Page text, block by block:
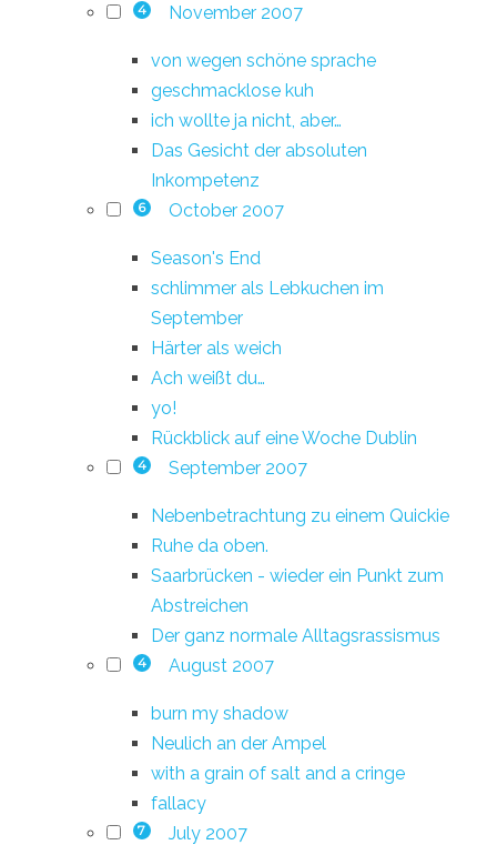
4 November 2007
von wegen schöne sprache
geschmacklose kuh
ich wollte ja nicht, aber…
Das Gesicht der absoluten
Inkompetenz
6 October 2007
Season's End
schlimmer als Lebkuchen im
September
Härter als weich
Ach weißt du…
yo!
Rückblick auf eine Woche Dublin
4 September 2007
Nebenbetrachtung zu einem Quickie
Ruhe da oben.
Saarbrücken - wieder ein Punkt zum
Abstreichen
Der ganz normale Alltagsrassismus
4 August 2007
burn my shadow
Neulich an der Ampel
with a grain of salt and a cringe
fallacy
7 July 2007